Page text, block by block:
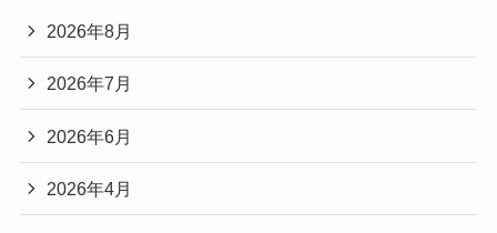
2026年8月
2026年7月
2026年6月
2026年4月